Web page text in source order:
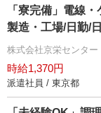
「寮完備」電線
製造・工場/日勤/
株式会社京栄センター
時給1,370円
派遣社員 / 東京都